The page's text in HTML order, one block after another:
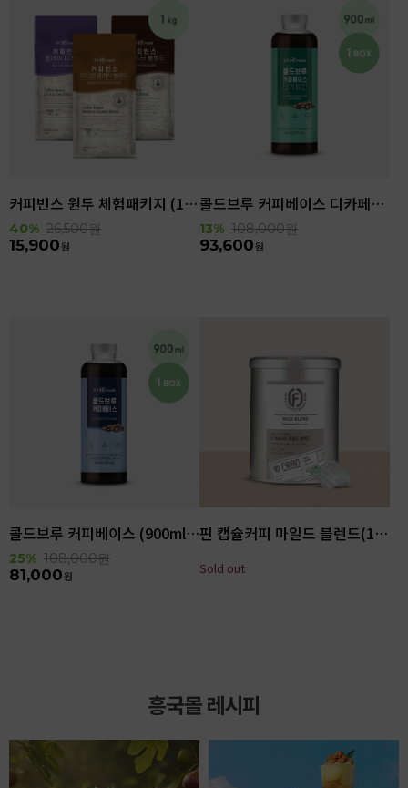
커피빈스 원두 체험패키지 (1kg)
40% 26,500원
15,900원
콜드브루 커피베이스 디카페인 (900ml x 6ea)
13% 108,000원
93,600원
콜드브루 커피베이스 (900ml x 6ea)
25% 108,000원
81,000원
핀 캡슐커피 마일드 블렌드(100입)
Sold out
흥국몰 레시피